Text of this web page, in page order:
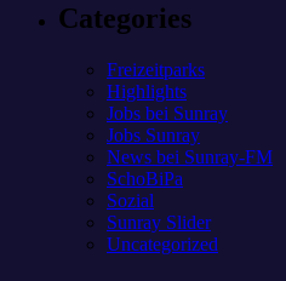
Categories
Freizeitparks
Highlights
Jobs bei Sunray
Jobs Sunray
News bei Sunray-FM
SchoBiPa
Sozial
Sunray Slider
Uncategorized